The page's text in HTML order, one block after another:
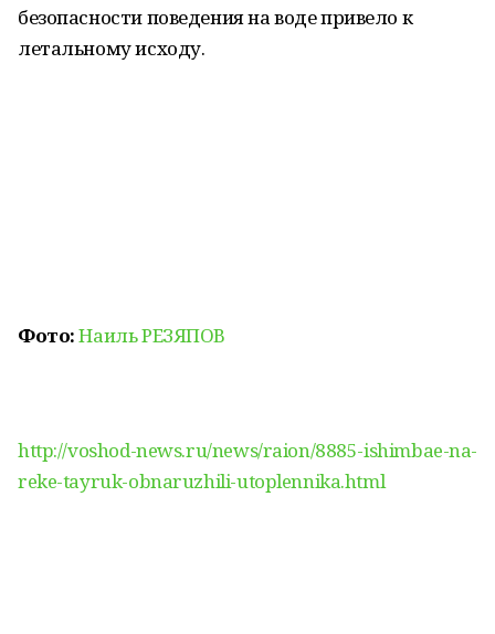
безопасности поведения на воде привело к
летальному исходу.
Фото:Наиль РЕЗЯПОВ
http://voshod-news.ru/news/raion/8885-ishimbae-na-
reke-tayruk-obnaruzhili-utoplennika.html